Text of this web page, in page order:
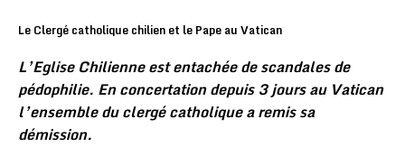
Le Clergé catholique chilien et le Pape au Vatican
L’Eglise Chilienne est entachée de scandales de
pédophilie. En concertation depuis 3 jours au Vatican
l’ensemble du clergé catholique a remis sa
démission.